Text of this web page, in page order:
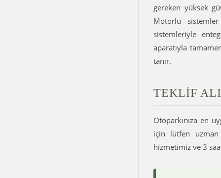
gereken yüksek
Motorlu
sistemleriyle
aparatıyla
tanır.
TEKLIF
Otoparkınıza en
için lütfen
hizmetimiz ve 3